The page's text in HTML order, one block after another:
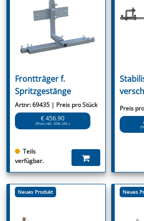
Frontträger f.
Spritzgestänge
Artnr: 69435 | Preis pro Stück
€ 456.90
(Preis inkl. 20% USt.)
Teils
verfügbar.
Preis
Neues Produkt Neues